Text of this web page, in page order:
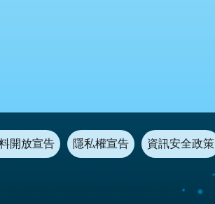
開放宣告 隱私權宣告 資訊安全政策